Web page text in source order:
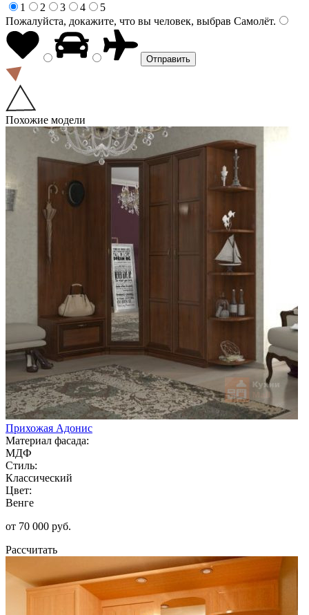
1
2 3 4
5
Пожалуйста, докажите, что вы человек, выбрав Самолёт.
Похожие модели
Прихожая Адонис
Материал фасада:
МДФ
Стиль:
Классический
Цвет:
Венге
от 70 000 руб.
Рассчитать